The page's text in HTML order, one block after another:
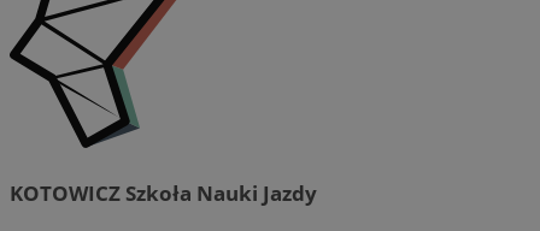
KOTOWICZ Szkoła Nauki Jazdy